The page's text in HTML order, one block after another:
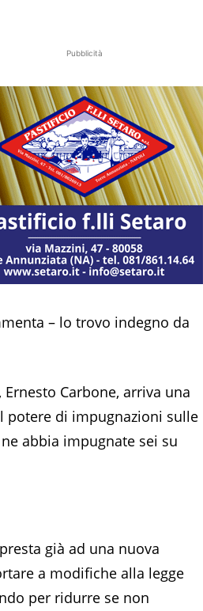
Pubblicità
– lo trovo indegno da
Carbone, arriva una
potere di impugnazioni sulle
abbia impugnate sei su
già ad una nuova
a modifiche alla legge
per ridurre se non